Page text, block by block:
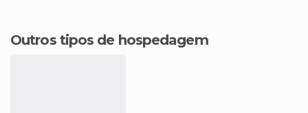
Outros tipos de hospedagem